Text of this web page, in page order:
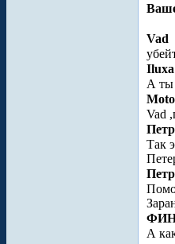
Vad
Iluxa
А ты
Vad
Петр
Так
Петр
А